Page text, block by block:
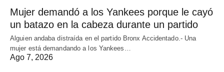
Mujer demandó a los Yankees porque le cayó
un batazo en la cabeza durante un partido
Alguien andaba distraída en el partido Bronx Accidentado.- Una
mujer está demandando a los Yankees…
Ago 7, 2026